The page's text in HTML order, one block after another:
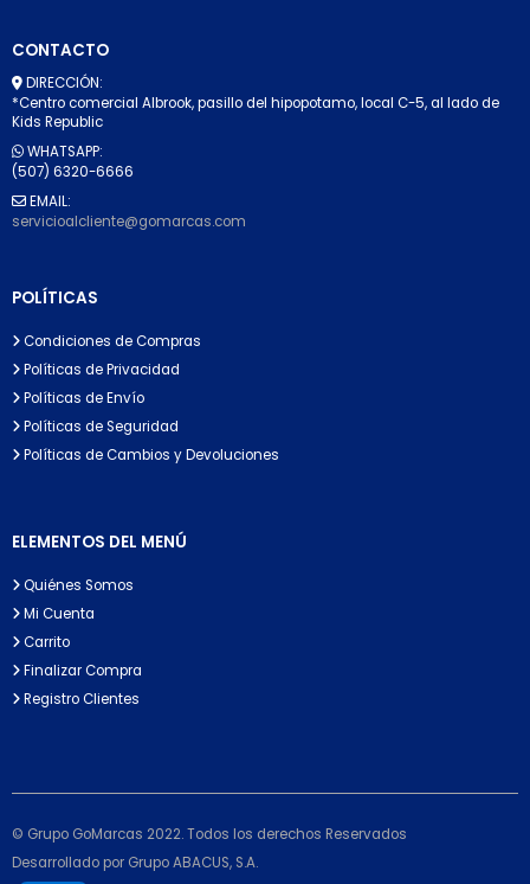
CONTACTO
DIRECCIÓN:
*Centro comercial Albrook, pasillo del hipopotamo, local C-5, al lado de
Kids Republic
WHATSAPP:
(507) 6320-6666
EMAIL:
servicioalcliente@gomarcas.com
POLÍTICAS
Condiciones de Compras
Políticas de Privacidad
Políticas de Envío
Políticas de Seguridad
Políticas de Cambios y Devoluciones
ELEMENTOS DEL MENÚ
Quiénes Somos
Mi Cuenta
Carrito
Finalizar Compra
Registro Clientes
© Grupo GoMarcas 2022. Todos los derechos Reservados
Desarrollado por Grupo ABACUS, S.A.